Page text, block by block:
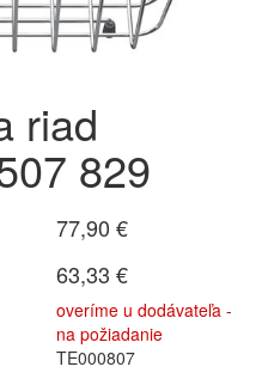
riad
829
77,90 €
63,33 €
overíme u dodávateľa -
na požiadanie
TE000807